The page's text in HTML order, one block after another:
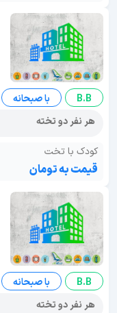
B.B
با صبحانه
هر نفر دو تخته
کودک با تخت
قیمت به تومان
B.B
با صبحانه
هر نفر دو تخته